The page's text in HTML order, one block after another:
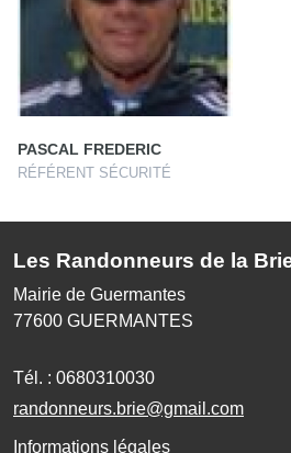
PASCAL FREDERIC
RÉFÉRENT SÉCURITÉ
Les Randonneurs de la
Mairie de Guermantes
77600 GUERMANTES
Tél. : 0680310030
randonneurs.brie@gmail.com
Informations légales